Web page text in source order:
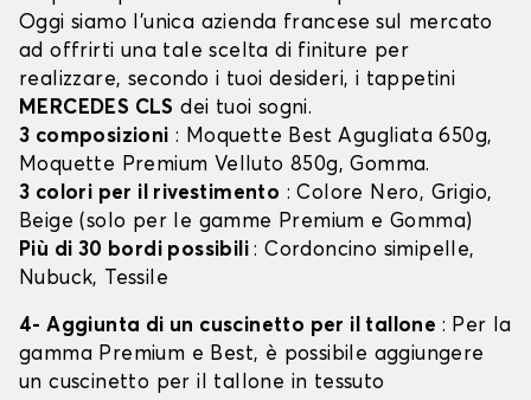
Oggi siamo l’unica azienda francese sul mercato
ad offrirti una tale scelta di finiture per
realizzare, secondo i tuoi desideri, i tappetini
MERCEDES CLS dei tuoi sogni.
3 composizioni : Moquette Best Agugliata 650g,
Moquette Premium Velluto 850g, Gomma.
3 colori per il rivestimento : Colore Nero, Grigio,
Beige (solo per le gamme Premium e Gomma)
Più di 30 bordi possibili: Cordoncino simipelle,
Nubuck, Tessile
4- Aggiunta di un cuscinetto per il tallone : Per la
gamma Premium e Best, è possibile aggiungere
un cuscinetto per il tallone in tessuto